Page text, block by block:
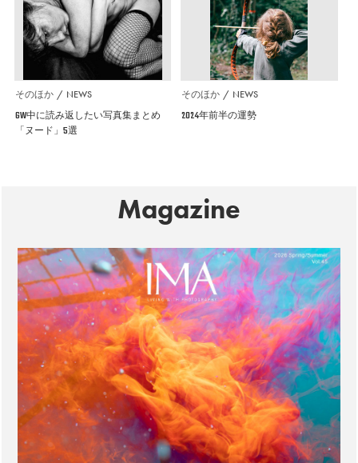
そのほか NEWS
GW中に読み返したい写真集まとめ
「ヌード」5選
そのほか NEWS
2024年前半の運勢
Magazine